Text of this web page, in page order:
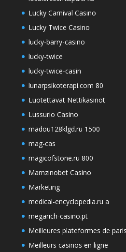
Lucky Carnival Casino
Lucky Twice Casino
lucky-barry-casino
lucky-twice
lucky-twice-casin
lunarpsikoterapi.com 80
Luotettavat Nettikasinot
Lussurio Casino
madou128klgd.ru 1500
mag-cas
magicofstone.ru 800
Mamzinobet Casino
Marketing
medical-encyclopedia.ru a
megarich-casino.pt
Meilleures plateformes de
Meilleurs casinos en ligne